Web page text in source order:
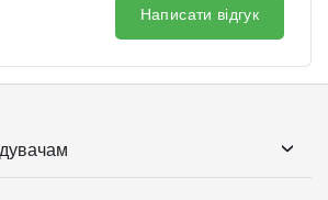
Написати відгук